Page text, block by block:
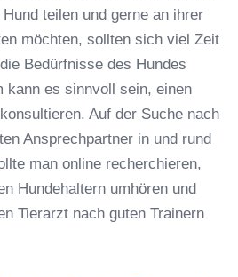
teilen und gerne an ihrer
möchten, sollten sich viel Zeit
Bedürfnisse des Hundes
kann es sinnvoll sein, einen
Auf der Suche nach
Ansprechpartner in und rund
man online recherchieren,
Hundehaltern umhören und
Tierarzt nach guten Trainern